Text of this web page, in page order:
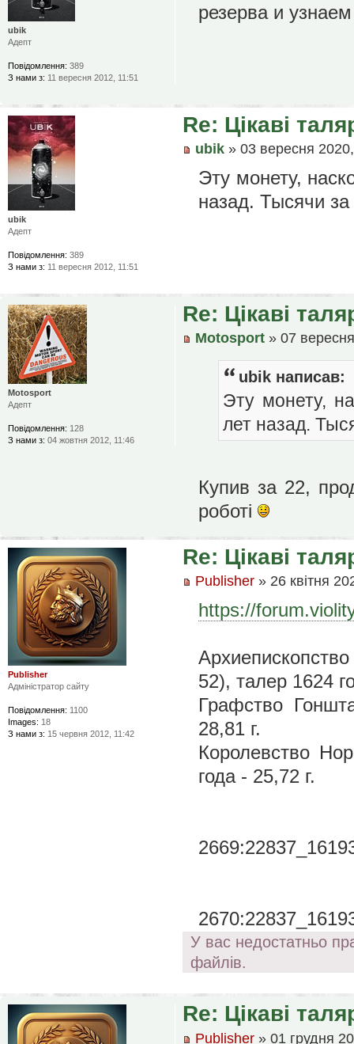
резерва и
ubik
Адепт
Повідомлення: 389
З нами з: 11 вересня 2012, 11:51
Re: Цікаві
ubik» 03 вересня
Эту монету,
назад. Тысячи
ubik
Адепт
Повідомлення: 389
З нами з: 11 вересня 2012, 11:51
Re: Цікаві
Motosport» 07
ubik написав:
Эту монету,
лет назад.
Купив за 22,
роботі
Motosport
Адепт
Повідомлення: 128
З нами з: 04 жовтня 2012, 11:46
Re: Цікаві
Publisher» 26 квітня
https://
52), талер 1624
Графство
28,81 г.
Королевство
года - 25,72 г.
У вас недостатньо
файлів.
Publisher
Адміністратор сайту
Повідомлення: 1100
Images: 18
З нами з: 15 червня 2012, 11:42
Re: Цікаві
Publisher» 01 грудня